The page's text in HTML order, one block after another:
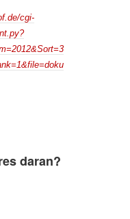
cgi-
daran?